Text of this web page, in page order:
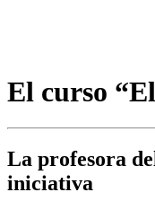
El curso
La profesora
iniciativa